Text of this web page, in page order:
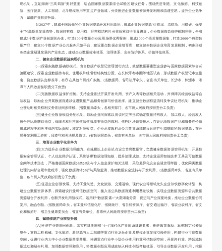
现机制，立足湖南“三高四新”美好蓝图，结合国家数据要素综合试验区建设任务，围绕先进制造、文化旅游、科技创
新、医疗健康、人工智能、北斗规模应用等重点产业领域，分类推进企业数据资源开发利用和流通交易，提升企业竞争
力，赋能产业转型升级。
到2027年，建成全国领先的企业数据资源开发利用高地，形成企业数据资源“供得出、流得动、用得好、保安
全”的高质量发展态势，数据持有权、使用权、经营权结构性分置探索取得明显进展，企业数据权益保护机制完善，全省
建成5个数据产业创新联合体，打造100个数据企业应用场景优秀案例，形成1000个高质量数据集，打造2000个典型数
据产品，建立50个数据产业公共服务示范平台，建设重点数据企业培育库，建立健全数据企业培育发展机制，初步形成
各类企业融通发展的产业生态，建成企业数据标准体系、治理体系、安全防护体系、价值评估体系。
二、健全企业数据权益实现机制
(一)探索实施数据确权模式。出台数据产权登记管理暂行办法，鼓励数据要素型企业参与国家数据要素综合试
验区建设，探索企业数据持有权、使用权和经营权结构性分置。在长株潭都市圈等地区试点，形成数据产权登记审查指
南、衍生数据认定标准等，有序在其他市州推广实施。(省数据局、省司法厅牵头，省直有关单位、长沙市、株洲市、湘
潭市人民政府按职责分工负责)
(二)完善数据权益保护措施。支持企业依法开展开发利用、资产入表等数据相关活动，并保障其经营收益等合
法权益，鼓励企业开展数据流通以促进数据产品服务创新与价值发挥。建立健全数据权益流转及争议处理机制，推动企
业变动时相关权利义务依法同步转移。(省数据局牵头，各相关部门、各市州人民政府按职责分工负责)
(三)健全企业数据收益分配机制。鼓励企业间探索以协议约定等形式确定数据持有权人、加工权人、经营权人
按合理比例获取收益，保障各权利主体依法依规享有收益的权利。依托区块链等技术，存证记录数据产品和服务在价值
形成过程中相关主体的实际贡献，核定对应收益。企业承接政府及公共事业系统建设运维产生或获取的数据资源，在开
展开发利用工作时，须遵守相关法规及协议。(省数据局牵头，省直有关单位、各市州人民政府按职责分工负责)
三、培育企业数字化竞争力
(四)大力提升企业数据治理能力。在规模以上企业试点设立首席数据官，负责健全数据资源管理机制，开展数
据安全管理认证、个人信息保护认证，系统诊断数据治理短板，提升治理成效。支持企业运用智能技术工具及可信数据
空间等技术形态，严格遵循国家数据分类分级与个人信息保护相关法规，采取差异化安全合规管理举措，优化同类数据
处理的内部合规审批程序，强化数据流转分析与风险监测，推动数据安全流转与开发利用。(省数据局牵头，省直有关单
位、各市州人民政府按职责分工负责)
(五)促进企业创新发展。支持工业制造、文化旅游、交通运输、现代农业等领域龙头企业加快数字化转型，构
建企业数据资源体系，探索建设行业可信数据空间，接入省公共数据流通利用基础设施，实现企业数据资源和公共数据
资源融合开发利用，创新开发利用新模式。运用好“数据要素×”大赛湖南分赛，促进与产业深度对接，推动企业数据协同
复用、融合创新。(省数据局牵头，省工业和信息化厅、省财政厅、省自然资源厅、省交通运输厅、省农业农村厅、省文
化和旅游厅、省卫生健康委员会，省直有关单位、各市州人民政府按职责分工负责)
四、赋能传统产业转型升级
(六)推进产业链协同创新。落实构建湖南省“4×4”现代化产业体系建设要求，推进政策激励、标准制定和资源
整合，支持工程机械、文化旅游、新能源与人工智能等重点行业龙头企业及规模企业发挥引领作用，构建行业可信数据
空间，促进行业内大中小企业数据共享共用。推进重点行业中小型企业使用行业可信数据空间，开展跨行业、跨领域数
据流动和融合利用。加强数据管理和应用，将数据创新应用成效纳入科技创新考核体系，引导企业数据开发利用，挖掘